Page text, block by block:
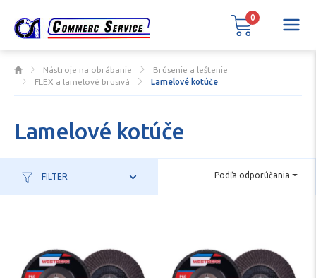
Nástroje na obrábanie
Brúsenie a leštenie
FLEX a lamelové brusivá
Lamelové kotúče
Lamelové kotúče
FILTER Podľa odporúčania
0